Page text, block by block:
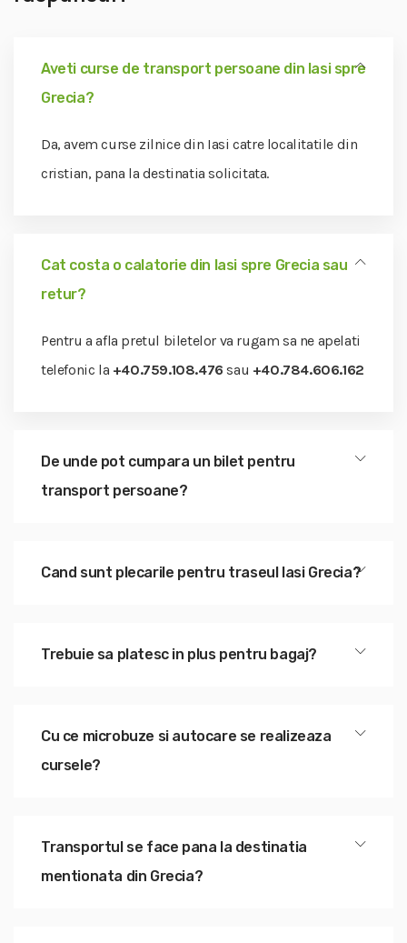
Aveti curse de transport persoane din Iasi spre
Grecia?
Da, avem curse zilnice din Iasi catre localitatile din
cristian, pana la destinatia solicitata.
Cat costa o calatorie din Iasi spre Grecia sau
retur?
Pentru a afla pretul biletelor va rugam sa ne apelati
telefonic la +40.759.108.476 sau +40.784.606.162
De unde pot cumpara un bilet pentru
transport persoane?
Cand sunt plecarile pentru traseul Iasi Grecia?
Trebuie sa platesc in plus pentru bagaj?
Cu ce microbuze si autocare se realizeaza
cursele?
Transportul se face pana la destinatia
mentionata din Grecia?